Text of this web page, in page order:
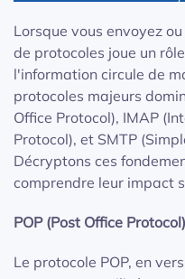
Lorsque vous envoyez
de protocoles joue un
l'information circule de
protocoles majeurs
Office Protocol), IMAP
Protocol), et SMTP
Décryptons ces
comprendre leur impact
POP (Post Office Protocol)
Le protocole POP, en